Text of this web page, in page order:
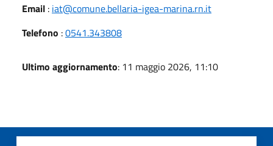
Email : iat@comune.bellaria-igea-marina.rn.it
Telefono :0541.343808
Ultimo aggiornamento: 11 maggio 2026, 11:10